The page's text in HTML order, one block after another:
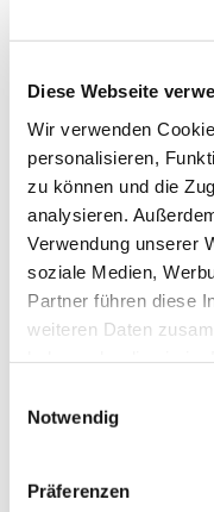
Diese Webseite
Wir verwenden
personalisieren,
zu können und die
analysieren.
Verwendung unserer
soziale Medien,
Partner führen diese
weiteren Daten
Notwendig
Präferenzen
Dies